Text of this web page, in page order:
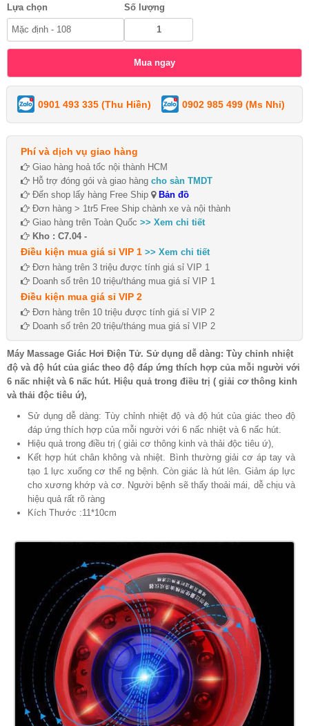
Lựa chọn Số lượng
0901 493 335 (Thu Hiền) 0902 985 499 (Ms Nhi)
Phí và dịch vụ giao hàng
Giao hàng hoả tốc nội thành HCM
Hỗ trợ đóng gói và giao hàng cho sàn TMDT
Đến shop lấy hàng Free Ship
Bản đồ
Đơn hàng > 1tr5 Free Ship chành xe và nội thành
Giao hàng trên Toàn Quốc >> Xem chi tiết
Kho : C7.04 -
Điều kiện mua giá sỉ VIP 1 >> Xem chi tiết
Đơn hàng trên 3 triệu được tính giá sỉ VIP 1
Doanh số trên 10 triệu/tháng mua giá sỉ VIP 1
Điều kiện mua giá sỉ VIP 2
Đơn hàng trên 10 triệu được tính giá sỉ VIP 2
Doanh số trên 20 triệu/tháng mua giá sỉ VIP 2
Máy Massage Giác Hơi Điện Tử. Sử dụng dễ dàng: Tùy chỉnh nhiệt
độ và độ hút của giác theo độ đáp ứng thích hợp của mỗi người với
6 nấc nhiệt và 6 nấc hút. Hiệu quả trong điều trị ( giải cơ thông kinh
và thải độc tiêu ứ),
Sử dụng dễ dàng: Tùy chỉnh nhiệt độ và độ hút của giác theo độ
đáp ứng thích hợp của mỗi người với 6 nấc nhiệt và 6 nấc hút.
Hiệu quả trong điều trị ( giải cơ thông kinh và thải độc tiêu ứ),
Kết hợp hút chân không và nhiệt. Bình thường giải cơ áp tay và
tạo 1 lực xuống cơ thể ng bệnh. Còn giác là hút lên. Giảm áp lực
cho xương khớp và cơ. Người bệnh sẽ thấy thoải mái, dễ chịu và
hiệu quả rất rõ ràng
Kích Thước :11*10cm